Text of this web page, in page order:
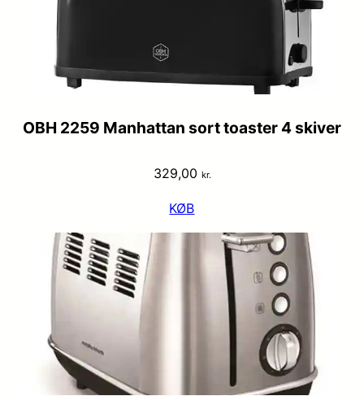
OBH 2259 Manhattan sort toaster 4 skiver
329,00 kr.
KØB